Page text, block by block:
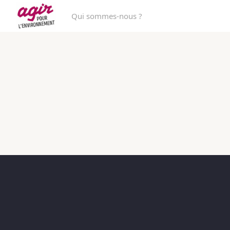
Qui sommes-nous ?